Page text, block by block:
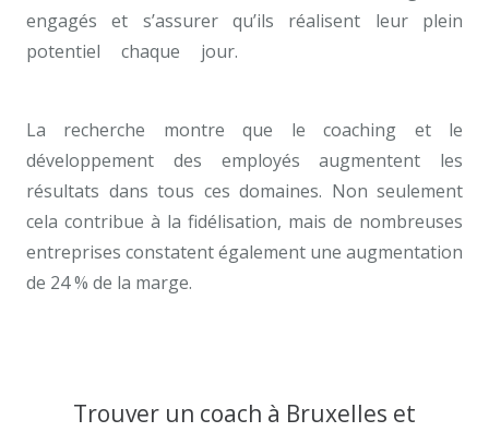
engagés et s’assurer qu’ils réalisent leur plein
potentiel chaque jour.
La recherche montre que le coaching et le
développement des employés augmentent les
résultats dans tous ces domaines. Non seulement
cela contribue à la fidélisation, mais de nombreuses
entreprises constatent également une augmentation
de 24 % de la marge.
Trouver un coach à Bruxelles et